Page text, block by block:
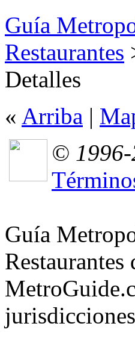
Guía
Restaurantes
Detalles
« Arriba |
© 1996-
Guía